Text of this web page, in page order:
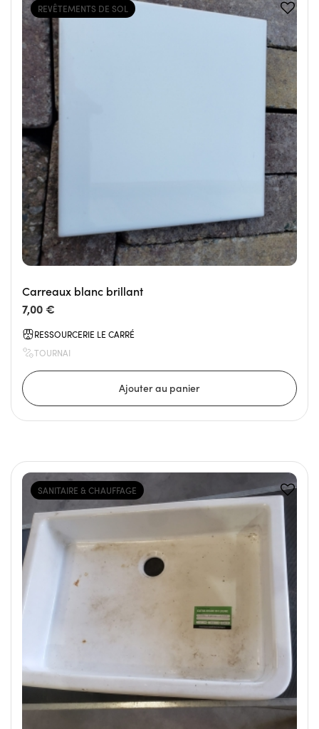
REVÊTEMENTS DE SOL
Carreaux blanc brillant
7,00 €
RESSOURCERIE LE CARRÉ
TOURNAI
SANITAIRE & CHAUFFAGE